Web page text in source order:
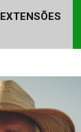
EXTENSÕES